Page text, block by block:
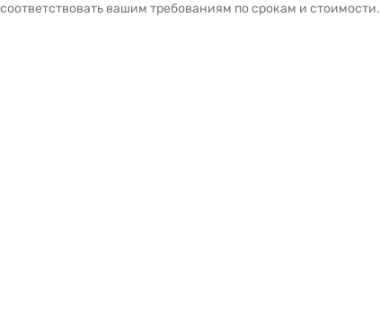
соответствовать вашим требованиям по срокам и стоимости.